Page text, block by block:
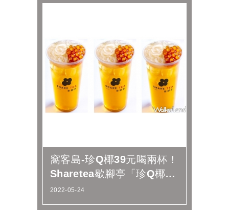
窩客島-珍Q椰39元喝兩杯！
Sharetea歇腳亭「珍Q椰青
茶2.0」買一送一超...
2022-05-24